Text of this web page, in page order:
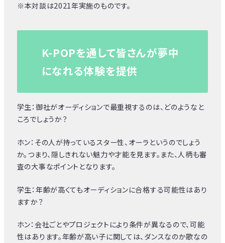
※本対談は2021年実施のものです。
K-POPを通して皆さんが夢中
になれる体験を提供
学生：御社がオーディションで最重視するのは、どのようなと
ころでしょうか？
ホン：その人が持っているスター性、オーラというのでしょう
か。つまり、隠しきれない魅力や才能を見ます。また、人柄も審
査の大事なポイントとなります。
学生：年齢が高くてもオーディションに合格する可能性はあり
ますか？
ホン：会社ごとやプロジェクトにより条件が異なるので、可能
性はあります。年齢が高い子に関しては、ダンスなのか歌なの